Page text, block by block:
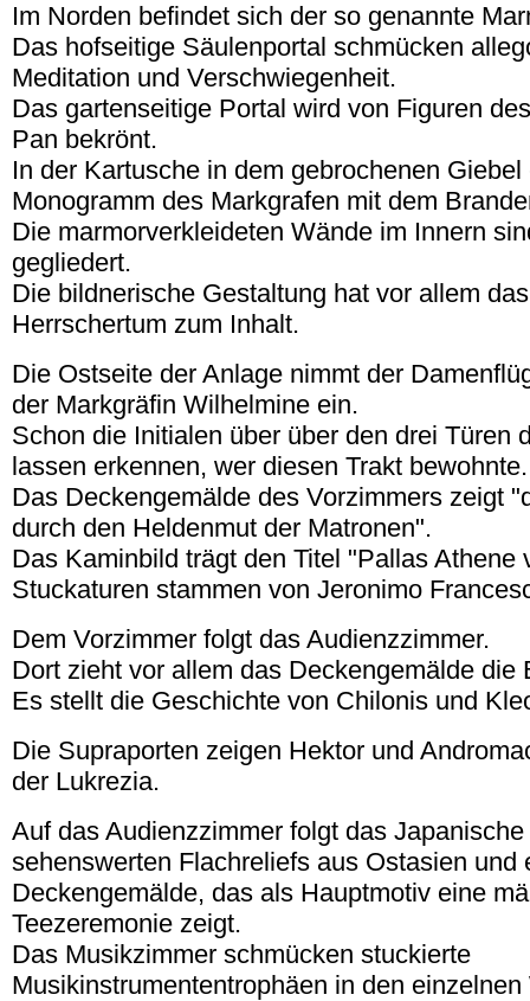
Im Norden befindet sich der so genannte
Das hofseitige Säulenportal schmücken
Meditation und Verschwiegenheit.
Das gartenseitige Portal wird von Figuren
Pan bekrönt.
In der Kartusche in dem gebrochenen
Monogramm des Markgrafen mit dem
Die marmorverkleideten Wände im Innern
gegliedert.
Die bildnerische Gestaltung hat vor allem
Herrschertum zum Inhalt.
Die Ostseite der Anlage nimmt der
der Markgräfin Wilhelmine ein.
Schon die Initialen über über den drei Türen
lassen erkennen, wer diesen Trakt bewohnte.
Das Deckengemälde des Vorzimmers zeigt
durch den Heldenmut der Matronen".
Das Kaminbild trägt den Titel "Pallas Athene
Stuckaturen stammen von Jeronimo
Dem Vorzimmer folgt das Audienzzimmer.
Dort zieht vor allem das Deckengemälde die
Es stellt die Geschichte von Chilonis und
Die Supraporten zeigen Hektor und
der Lukrezia.
Auf das Audienzzimmer folgt das
sehenswerten Flachreliefs aus Ostasien und
Deckengemälde, das als Hauptmotiv eine
Teezeremonie zeigt.
Das Musikzimmer schmücken stuckierte
Musikinstrumententrophäen in den einzelnen